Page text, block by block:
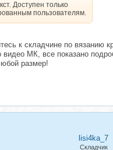
Доступен только
пользователям.
к складчине по вязанию
видео МК, все показано
размер!
lisi4ka_7
Складчик